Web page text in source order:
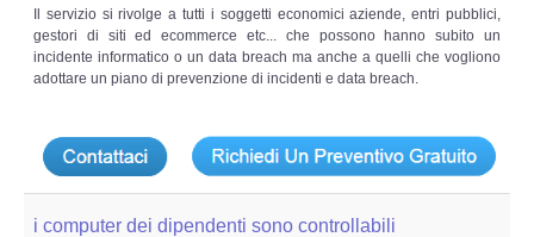
Il servizio si rivolge a tutti i soggetti economici aziende, entri pubblici,
gestori di siti ed ecommerce etc... che possono hanno subito un
incidente informatico o un data breach ma anche a quelli che vogliono
adottare un piano di prevenzione di incidenti e data breach.
i computer dei dipendenti sono controllabili